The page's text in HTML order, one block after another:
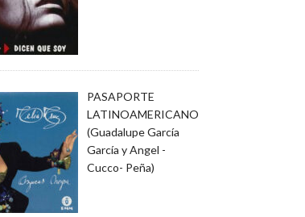
PASAPORTE
LATINOAMERICANO
(Guadalupe García
García y Angel -
Cucco- Peña)